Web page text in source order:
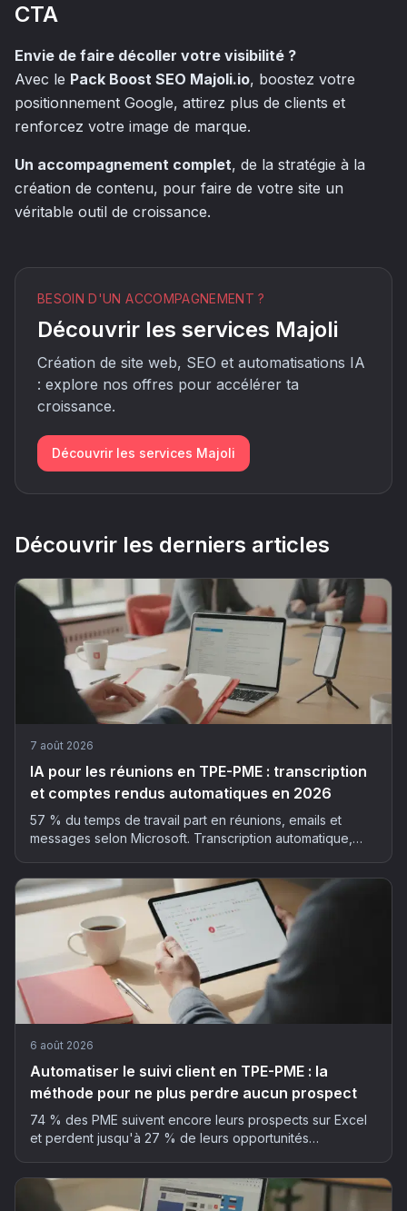
CTA
Envie de faire décoller votre visibilité ?
Avec le Pack Boost SEO Majoli.io, boostez votre
positionnement Google, attirez plus de clients et
renforcez votre image de marque.
Un accompagnement complet, de la stratégie à la
création de contenu, pour faire de votre site un
véritable outil de croissance.
BESOIN D'UN ACCOMPAGNEMENT ?
Découvrir les services Majoli
Création de site web, SEO et automatisations IA
: explore nos offres pour accélérer ta
croissance.
Découvrir les services Majoli
Découvrir les derniers articles
7 août 2026
IA pour les réunions en TPE-PME : transcription
et comptes rendus automatiques en 2026
57 % du temps de travail part en réunions, emails et
messages selon Microsoft. Transcription automatique,
outils pour déployer l'IA dans vos réunions, sans faux pas
RGPD.
6 août 2026
Automatiser le suivi client en TPE-PME : la
méthode pour ne plus perdre aucun prospect
74 % des PME suivent encore leurs prospects sur Excel
et perdent jusqu'à 27 % de leurs opportunités
son suivi client sans y passer ses soirées.